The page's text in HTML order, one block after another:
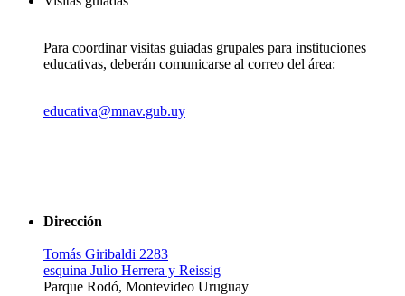
Para coordinar visitas guiadas grupales para instituciones
educativas, deberán comunicarse al correo del área:
educativa@mnav.gub.uy
Dirección
Tomás Giribaldi 2283
esquina Julio Herrera y Reissig
Parque Rodó, Montevideo Uruguay